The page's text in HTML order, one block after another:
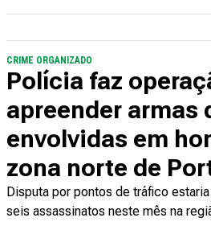
CRIME ORGANIZADO
Polícia faz
apreender armas
envolvidas em
zona norte de
Disputa por pontos de tráfico
seis assassinatos neste mês na